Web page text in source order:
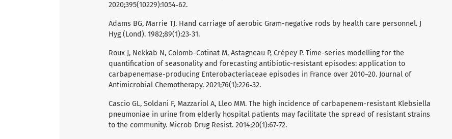
2020;395(10229):1054‑62.
Adams BG, Marrie TJ. Hand carriage of aerobic Gram-negative rods by health care personnel. J
Hyg (Lond). 1982;89(1):23‑31.
Roux J, Nekkab N, Colomb-Cotinat M, Astagneau P, Crépey P. Time-series modelling for the
quantification of seasonality and forecasting antibiotic-resistant episodes: application to
carbapenemase-producing Enterobacteriaceae episodes in France over 2010–20. Journal of
Antimicrobial Chemotherapy. 2021;76(1):226‑32.
Cascio GL, Soldani F, Mazzariol A, Lleo MM. The high incidence of carbapenem-resistant Klebsiella
pneumoniae in urine from elderly hospital patients may facilitate the spread of resistant strains
to the community. Microb Drug Resist. 2014;20(1):67‑72.